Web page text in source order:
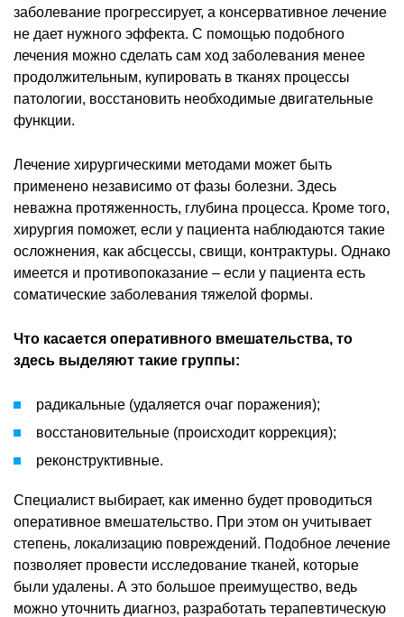
заболевание прогрессирует, а консервативное лечение
не дает нужного эффекта. С помощью подобного
лечения можно сделать сам ход заболевания менее
продолжительным, купировать в тканях процессы
патологии, восстановить необходимые двигательные
функции.
Лечение хирургическими методами может быть
применено независимо от фазы болезни. Здесь
неважна протяженность, глубина процесса. Кроме того,
хирургия поможет, если у пациента наблюдаются такие
осложнения, как абсцессы, свищи, контрактуры. Однако
имеется и противопоказание – если у пациента есть
соматические заболевания тяжелой формы.
Что касается оперативного вмешательства, то
здесь выделяют такие группы:
радикальные (удаляется очаг поражения);
восстановительные (происходит коррекция);
реконструктивные.
Специалист выбирает, как именно будет проводиться
оперативное вмешательство. При этом он учитывает
степень, локализацию повреждений. Подобное лечение
позволяет провести исследование тканей, которые
были удалены. А это большое преимущество, ведь
можно уточнить диагноз, разработать терапевтическую